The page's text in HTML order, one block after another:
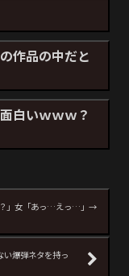
作品の中だと
白いｗｗｗ？
？」女「あっ…えっ…」→
い爆弾ネタを持っ